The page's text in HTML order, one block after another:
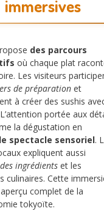
immersives
des parcours
où chaque plat
Les visiteurs
de préparation et
à créer des sushis
L’attention portée aux
la dégustation en
spectacle sensoriel.
expliquent aussi
ingrédients et les
culinaires. Cette
complet de la
tokyoïte.